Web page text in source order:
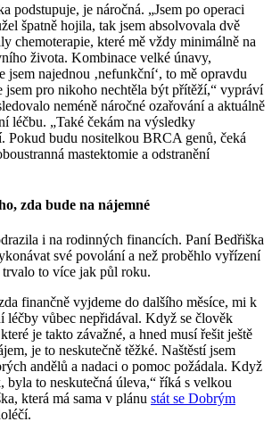
podstupuje, je náročná. „Jsem po operaci
špatně hojila, tak jsem absolvovala dvě
chemoterapie, které mě vždy minimálně na
života. Kombinace velké únavy,
jsem najednou ‚nefunkční‘, to mě opravdu
jsem pro nikoho nechtěla být přítěží,“ vypráví
neméně náročné ozařování a aktuálně
léčbu. „Také čekám na výsledky
Pokud budu nositelkou BRCA genů, čeká
mastektomie a odstranění
zda bude na nájemné
i na rodinných financích. Paní Bedřiška
své povolání a než proběhlo vyřízení
to více jak půl roku.
finančně vyjdeme do dalšího měsíce, mi k
léčby vůbec nepřidával. Když se člověk
je takto závažné, a hned musí řešit ještě
je to neskutečně těžké. Naštěstí jsem
andělů a nadaci o pomoc požádala. Když
byla to neskutečná úleva,“ říká s velkou
která má sama v plánu stát se Dobrým